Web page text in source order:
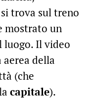
si trova sul treno
mostrato un
luogo. Il video
della
(che
capitale).